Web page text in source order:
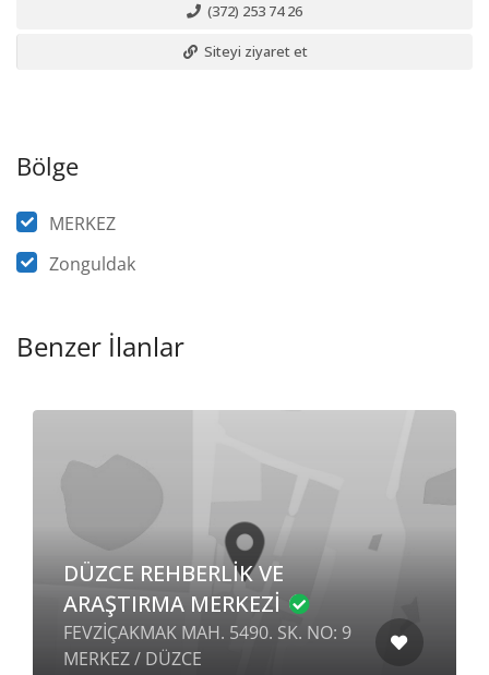
(372) 253 74 26
Siteyi ziyaret et
Bölge
MERKEZ
Zonguldak
Benzer İlanlar
DÜZCE REHBERLİK VE
ARAŞTIRMA MERKEZİ
FEVZİÇAKMAK MAH. 5490. SK. NO: 9
MERKEZ / DÜZCE